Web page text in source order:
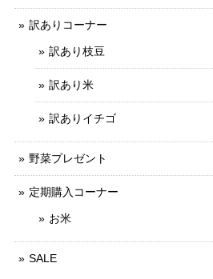
訳ありコーナー
訳あり枝豆
訳あり米
訳ありイチゴ
野菜プレゼント
定期購入コーナー
お米
SALE